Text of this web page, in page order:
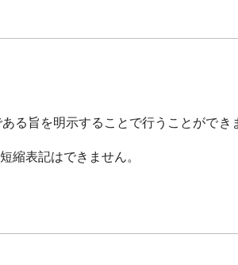
る旨を明示することで行うことができ
表記はできません。